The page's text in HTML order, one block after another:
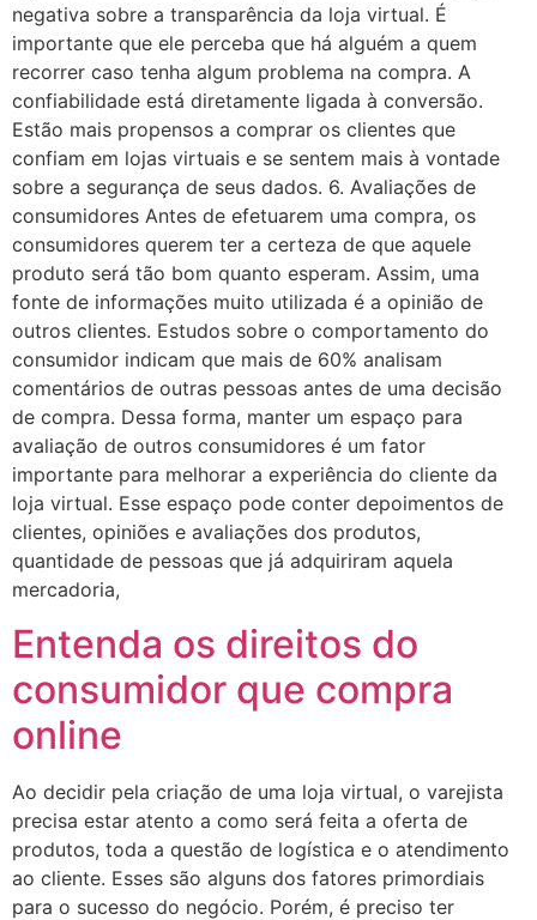
negativa sobre a transparência da loja virtual. É
importante que ele perceba que há alguém a quem
recorrer caso tenha algum problema na compra. A
confiabilidade está diretamente ligada à conversão.
Estão mais propensos a comprar os clientes que
confiam em lojas virtuais e se sentem mais à vontade
sobre a segurança de seus dados. 6. Avaliações de
consumidores Antes de efetuarem uma compra, os
consumidores querem ter a certeza de que aquele
produto será tão bom quanto esperam. Assim, uma
fonte de informações muito utilizada é a opinião de
outros clientes. Estudos sobre o comportamento do
consumidor indicam que mais de 60% analisam
comentários de outras pessoas antes de uma decisão
de compra. Dessa forma, manter um espaço para
avaliação de outros consumidores é um fator
importante para melhorar a experiência do cliente da
loja virtual. Esse espaço pode conter depoimentos de
clientes, opiniões e avaliações dos produtos,
quantidade de pessoas que já adquiriram aquela
mercadoria,
Entenda os direitos do
consumidor que compra
online
Ao decidir pela criação de uma loja virtual, o varejista
precisa estar atento a como será feita a oferta de
produtos, toda a questão de logística e o atendimento
ao cliente. Esses são alguns dos fatores primordiais
para o sucesso do negócio. Porém, é preciso ter